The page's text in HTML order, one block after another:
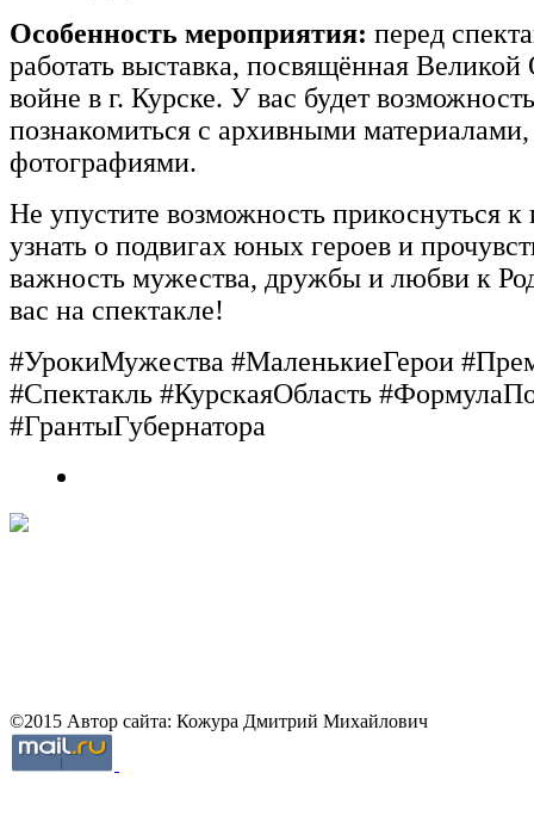
Особенность мероприятия: перед
работать выставка, посвящённая Великой
войне в г. Курске. У вас будетвозможность
познакомиться с архивными материалами,
фотографиями.
Не упустите возможность прикоснуться к
узнать о подвигах юных героев и
важность мужества, дружбы и любви к
вас на спектакле!
#УрокиМужества #МаленькиеГерои
#Спектакль #КурскаяОбласть
#ГрантыГубернатора
©2015 Автор сайта: Кожура Дмитрий Михайлович